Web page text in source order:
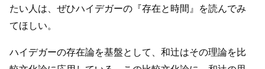
たい人は、ぜひハイデガーの『存在と時間』を読んでみ
てほしい。
ハイデガーの存在論を基盤として、和辻はその理論を比